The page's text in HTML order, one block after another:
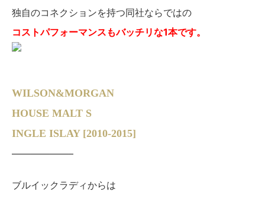
独自のコネクションを持つ同社ならではの
コストパフォーマンスもバッチリな1本です。
WILSON&MORGAN
HOUSE MALT S
INGLE ISLAY [2010-2015]
——————–
ブルイックラディからは